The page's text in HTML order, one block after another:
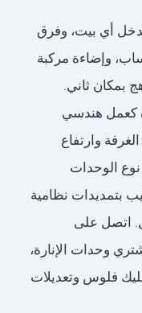
تدخل أي بيت، وفرق
وإضاءة مركبة
بمكان ثاني.
كعمل هندسي
وارتفاع
الوحدات
بتمديدات نظامية
اتصل على
وحدات الإنارة،
فلوس وتعديلات